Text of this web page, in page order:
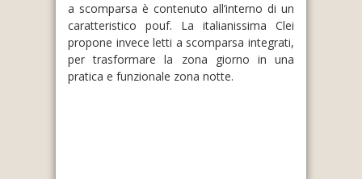
a scomparsa è contenuto all’interno di un
caratteristico pouf. La italianissima Clei
propone invece letti a scomparsa integrati,
per trasformare la zona giorno in una
pratica e funzionale zona notte.